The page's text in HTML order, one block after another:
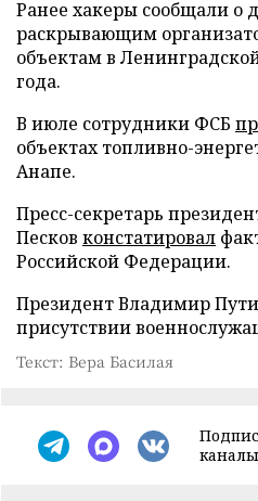
Ранее хакеры сообщали о
раскрывающим
объектам в
года.
В июле сотрудники ФСБ
объектах топливно-
Анапе.
Пресс-секретарь
Песков констатировал
Российской Федерации.
Президент Владимир
присутствии
Текст: Вера Басилая
каналы